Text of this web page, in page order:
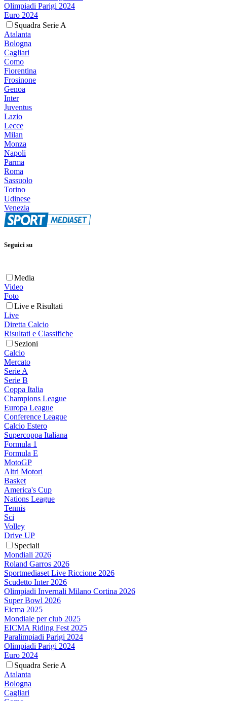
Olimpiadi Parigi 2024
Euro 2024
Squadra Serie A
Atalanta
Bologna
Cagliari
Como
Fiorentina
Frosinone
Genoa
Inter
Juventus
Lazio
Lecce
Milan
Monza
Napoli
Parma
Roma
Sassuolo
Torino
Udinese
Venezia
Seguici su
Media
Video
Foto
Live e Risultati
Live
Diretta Calcio
Risultati e Classifiche
Sezioni
Calcio
Mercato
Serie A
Serie B
Coppa Italia
Champions League
Europa League
Conference League
Calcio Estero
Supercoppa Italiana
Formula 1
Formula E
MotoGP
Altri Motori
Basket
America's Cup
Nations League
Tennis
Sci
Volley
Drive UP
Speciali
Mondiali 2026
Roland Garros 2026
Sportmediaset Live Riccione 2026
Scudetto Inter 2026
Olimpiadi Invernali Milano Cortina 2026
Super Bowl 2026
Eicma 2025
Mondiale per club 2025
EICMA Riding Fest 2025
Paralimpiadi Parigi 2024
Olimpiadi Parigi 2024
Euro 2024
Squadra Serie A
Atalanta
Bologna
Cagliari